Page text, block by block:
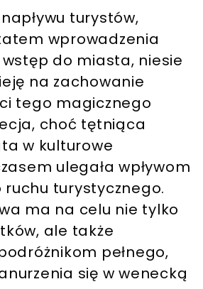
turystów,
wprowadzenia
do miasta, niesie
na zachowanie
tego magicznego
choć tętniąca
w kulturowe
ulegała wpływom
turystycznego.
ma na celu nie tylko
ale także
pełnego,
się w wenecką